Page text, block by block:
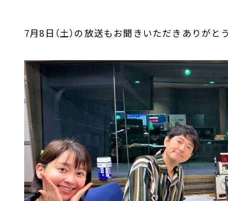
7月8日（土）の放送もお聞きいただきありがと